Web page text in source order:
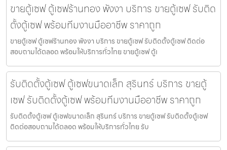
ขายตู้เซฟ ตู้เซฟร้านทอง พังงา บริการ ขายตู้เซฟ รับติด
ตั้งตู้เซฟ พร้อมทีมงานมืออาชีพ ราคาถูก
ขายตู้เซฟ ตู้เซฟร้านทอง พังงา บริการ ขายตู้เซฟ รับติดตั้งตู้เซฟ ติดต่อ
สอบถามได้ตลอด พร้อมให้บริการทั่วไทย ขายตู้เซฟ ตู้เ
รับติดตั้งตู้เซฟ ตู้เซฟขนาดเล็ก สุรินทร์ บริการ ขายตู้
เซฟ รับติดตั้งตู้เซฟ พร้อมทีมงานมืออาชีพ ราคาถูก
รับติดตั้งตู้เซฟ ตู้เซฟขนาดเล็ก สุรินทร์ บริการ ขายตู้เซฟ รับติดตั้งตู้เซฟ
ติดต่อสอบถามได้ตลอด พร้อมให้บริการทั่วไทย รับ